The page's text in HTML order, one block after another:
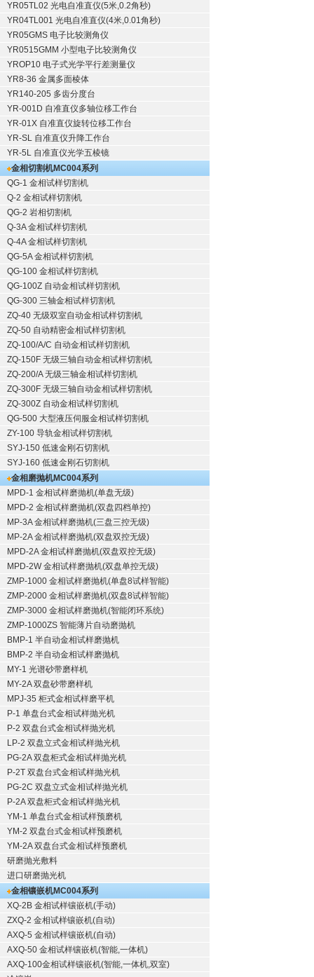
YR05TL02 光电自准直仪(5米,0.2角秒)
YR04TL001 光电自准直仪(4米,0.01角秒)
YR05GMS 电子比较测角仪
YR0515GMM 小型电子比较测角仪
YROP10 电子式光学平行差测量仪
YR8-36 金属多面棱体
YR140-205 多齿分度台
YR-001D 自准直仪多轴位移工作台
YR-01X 自准直仪旋转位移工作台
YR-SL 自准直仪升降工作台
YR-5L 自准直仪光学五棱镜
金相切割机MC004系列
QG-1 金相试样切割机
Q-2 金相试样切割机
QG-2 岩相切割机
Q-3A 金相试样切割机
Q-4A 金相试样切割机
QG-5A 金相试样切割机
QG-100 金相试样切割机
QG-100Z 自动金相试样切割机
QG-300 三轴金相试样切割机
ZQ-40 无级双室自动金相试样切割机
ZQ-50 自动精密金相试样切割机
ZQ-100/A/C 自动金相试样切割机
ZQ-150F 无级三轴自动金相试样切割机
ZQ-200/A 无级三轴金相试样切割机
ZQ-300F 无级三轴自动金相试样切割机
ZQ-300Z 自动金相试样切割机
QG-500 大型液压伺服金相试样切割机
ZY-100 导轨金相试样切割机
SYJ-150 低速金刚石切割机
SYJ-160 低速金刚石切割机
金相磨抛机MC004系列
MPD-1 金相试样磨抛机(单盘无级)
MPD-2 金相试样磨抛机(双盘四档单控)
MP-3A 金相试样磨抛机(三盘三控无级)
MP-2A 金相试样磨抛机(双盘双控无级)
MPD-2A 金相试样磨抛机(双盘双控无级)
MPD-2W 金相试样磨抛机(双盘单控无级)
ZMP-1000 金相试样磨抛机(单盘8试样智能)
ZMP-2000 金相试样磨抛机(双盘8试样智能)
ZMP-3000 金相试样磨抛机(智能闭环系统)
ZMP-1000ZS 智能薄片自动磨抛机
BMP-1 半自动金相试样磨抛机
BMP-2 半自动金相试样磨抛机
MY-1 光谱砂带磨样机
MY-2A 双盘砂带磨样机
MPJ-35 柜式金相试样磨平机
P-1 单盘台式金相试样抛光机
P-2 双盘台式金相试样抛光机
LP-2 双盘立式金相试样抛光机
PG-2A 双盘柜式金相试样抛光机
P-2T 双盘台式金相试样抛光机
PG-2C 双盘立式金相试样抛光机
P-2A 双盘柜式金相试样抛光机
YM-1 单盘台式金相试样预磨机
YM-2 双盘台式金相试样预磨机
YM-2A 双盘台式金相试样预磨机
研磨抛光敷料
进口研磨抛光机
金相镶嵌机MC004系列
XQ-2B 金相试样镶嵌机(手动)
ZXQ-2 金相试样镶嵌机(自动)
AXQ-5 金相试样镶嵌机(自动)
AXQ-50 金相试样镶嵌机(智能,一体机)
AXQ-100金相试样镶嵌机(智能,一体机,双室)